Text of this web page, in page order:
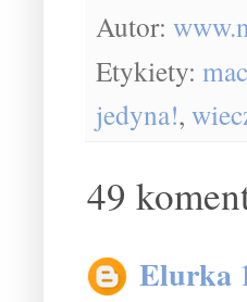
Autor:
Etykiety:
jedyna!,
49
Elurka